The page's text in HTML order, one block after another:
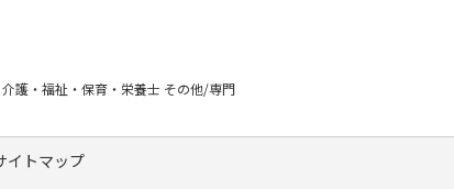
護・福祉・保育・栄養士 その他/専門
イトマップ